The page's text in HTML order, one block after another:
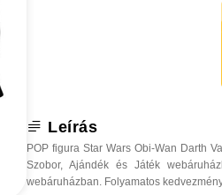
Leírás
POP figura Star Wars Obi-Wan Darth
Szobor, Ajándék és Játék
webáruházban. Folyamatos